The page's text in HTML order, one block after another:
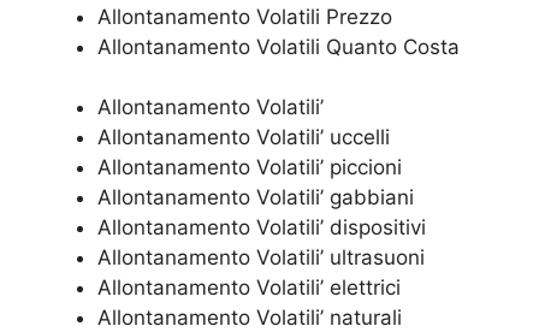
Allontanamento Volatili Prezzo
Allontanamento Volatili Quanto Costa
Allontanamento Volatili’
Allontanamento Volatili’ uccelli
Allontanamento Volatili’ piccioni
Allontanamento Volatili’ gabbiani
Allontanamento Volatili’ dispositivi
Allontanamento Volatili’ ultrasuoni
Allontanamento Volatili’ elettrici
Allontanamento Volatili’ naturali